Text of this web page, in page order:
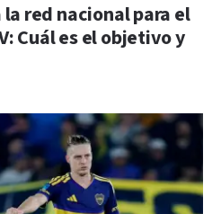
la red nacional para el
Cuál es el objetivo y